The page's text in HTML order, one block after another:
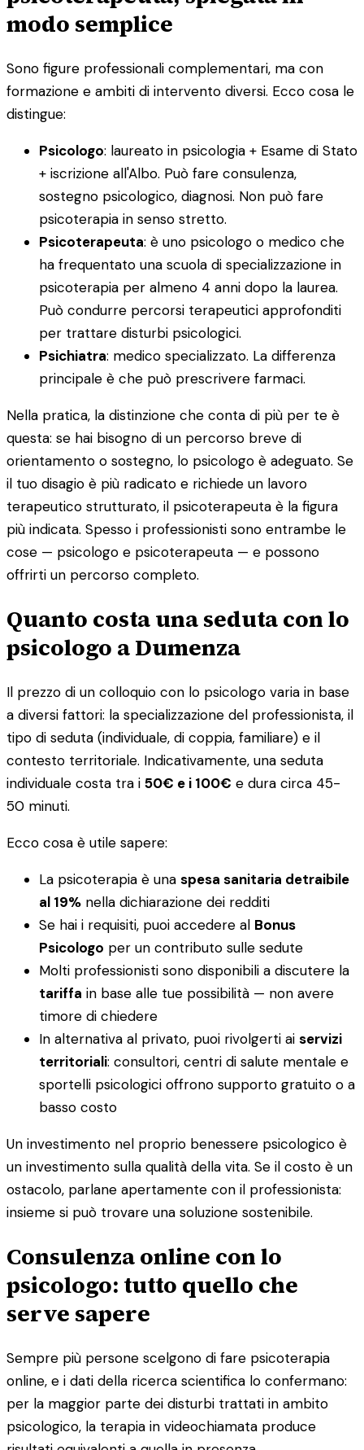
modo semplice
Sono figure professionali complementari, ma con
formazione e ambiti di intervento diversi. Ecco cosa le
distingue:
Psicologo: laureato in psicologia + Esame di Stato
+ iscrizione all'Albo. Può fare consulenza,
sostegno psicologico, diagnosi. Non può fare
psicoterapia in senso stretto.
Psicoterapeuta: è uno psicologo o medico che
ha frequentato una scuola di specializzazione in
psicoterapia per almeno 4 anni dopo la laurea.
Può condurre percorsi terapeutici approfonditi
per trattare disturbi psicologici.
Psichiatra: medico specializzato. La differenza
principale è che può prescrivere farmaci.
Nella pratica, la distinzione che conta di più per te è
questa: se hai bisogno di un percorso breve di
orientamento o sostegno, lo psicologo è adeguato. Se
il tuo disagio è più radicato e richiede un lavoro
terapeutico strutturato, il psicoterapeuta è la figura
più indicata. Spesso i professionisti sono entrambe le
cose — psicologo e psicoterapeuta — e possono
offrirti un percorso completo.
Quanto costa una seduta con lo
psicologo a Dumenza
Il prezzo di un colloquio con lo psicologo varia in base
a diversi fattori: la specializzazione del professionista, il
tipo di seduta (individuale, di coppia, familiare) e il
contesto territoriale. Indicativamente, una seduta
individuale costa tra i 50€ e i 100€ e dura circa 45-
50 minuti.
Ecco cosa è utile sapere:
La psicoterapia è una spesa sanitaria detraibile
al 19% nella dichiarazione dei redditi
Se hai i requisiti, puoi accedere al Bonus
Psicologo per un contributo sulle sedute
Molti professionisti sono disponibili a discutere la
tariffa in base alle tue possibilità — non avere
timore di chiedere
In alternativa al privato, puoi rivolgerti ai servizi
territoriali: consultori, centri di salute mentale e
sportelli psicologici offrono supporto gratuito o a
basso costo
Un investimento nel proprio benessere psicologico è
un investimento sulla qualità della vita. Se il costo è un
ostacolo, parlane apertamente con il professionista:
insieme si può trovare una soluzione sostenibile.
Consulenza online con lo
psicologo: tutto quello che
serve sapere
Sempre più persone scelgono di fare psicoterapia
online, e i dati della ricerca scientifica lo confermano:
per la maggior parte dei disturbi trattati in ambito
psicologico, la terapia in videochiamata produce